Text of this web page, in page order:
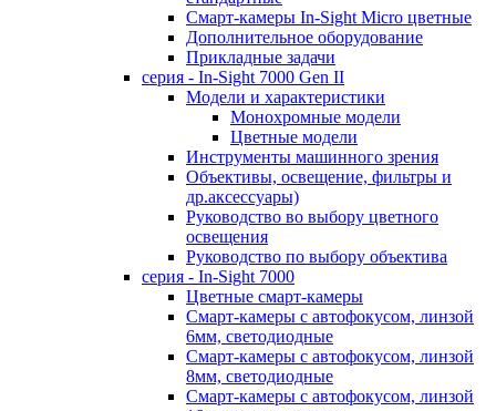
Cмарт-камеры In-Sight Micro цветные
Дополнительное оборудование
Прикладные задачи
cерия - In-Sight 7000 Gen II
Модели и характеристики
Монохромные модели
Цветные модели
Инструменты машинного зрения
Объективы, освещение, фильтры и
др.аксессуары)
Руководство во выбору цветного
освещения
Руководство по выбору объектива
серия - In-Sight 7000
Цветные смарт-камеры
Смарт-камеры с автофокусом, линзой
6мм, светодиодные
Смарт-камеры с автофокусом, линзой
8мм, светодиодные
Смарт-камеры с автофокусом, линзой